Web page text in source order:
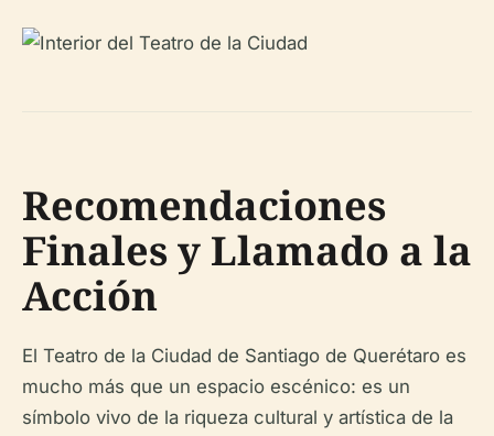
Recomendaciones
Finales y Llamado a la
Acción
El Teatro de la Ciudad de Santiago de Querétaro es
mucho más que un espacio escénico: es un
símbolo vivo de la riqueza cultural y artística de la